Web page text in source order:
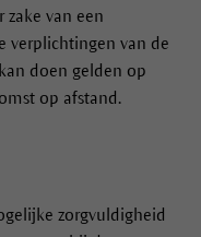
van een
verplichtingen van de
doen gelden op
op afstand.
zorgvuldigheid